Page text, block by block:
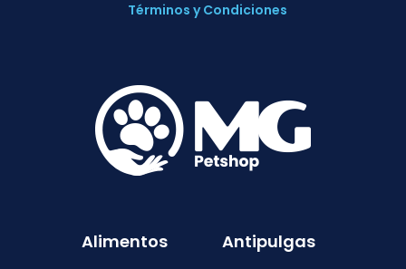
Términos y Condiciones
Alimentos
Antipulgas